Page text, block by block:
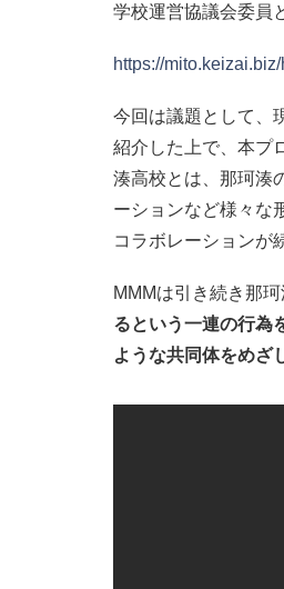
学校運営協議会委員
https://
今回は議題として、
紹介した上で、本プ
湊高校とは、那珂湊
ーションなど様々な
コラボレーションが
MMMは引き続き那
るという一連の行為
ような共同体をめざ